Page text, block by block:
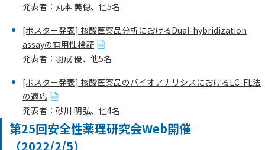
発表者：丸本 美穂、他5名
[ポスター発表] 核酸医薬品分析におけるDual-hybridization
assayの有用性検証
発表者：羽成 優、他5名
[ポスター発表] 核酸医薬品のバイオアナリシスにおけるLC-FL法
の適応
発表者：砂川 明弘、他4名
第25回安全性薬理研究会Web開催
（2022/2/5）